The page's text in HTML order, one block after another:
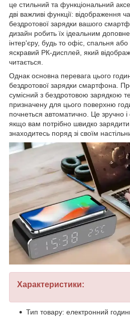
це стильний та функціональний
дві важливі функції: відображення
бездротової зарядки вашого
дизайн робить їх ідеальним
інтер'єру, будь то офіс, спальня
яскравий РК-дисплей, який
читається.
Однак основна перевага цього
бездротової зарядки смартфона.
сумісний з бездротовою зарядкою
призначену для цього поверхню
почнеться автоматично. Це зручно
якщо вам потрібно швидко
знаходитесь поряд зі своїм
Характеристики:
Тип товару: електронний